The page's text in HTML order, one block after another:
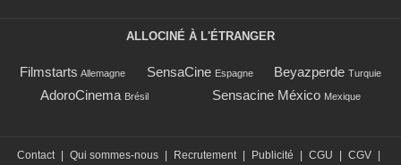
ALLOCINÉ À L'ÉTRANGER
Filmstarts Allemagne SensaCine Espagne Beyazperde Turquie
AdoroCinema Brésil Sensacine México Mexique
Contact Qui sommes-nous Recrutement Publicité CGU CGV